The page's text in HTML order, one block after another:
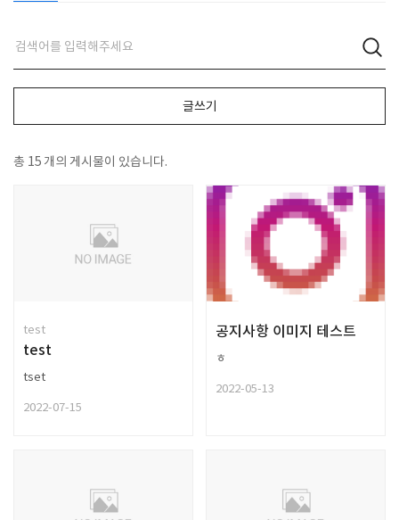
글쓰기
총 15 개의 게시물이 있습니다.
test
test
tset
2022-07-15
공지사항 이미지 테스트
ㅎ
2022-05-13